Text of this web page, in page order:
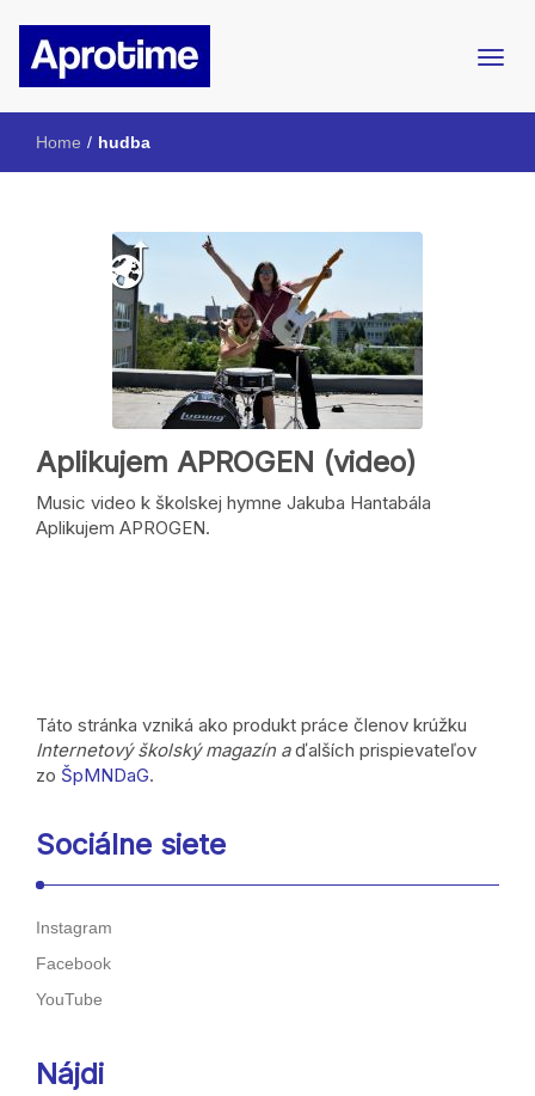
Aprotime
Internetový magazín ŠpMNDaG
Home / hudba
Aplikujem APROGEN (video)
Music video k školskej hymne Jakuba Hantabála
Aplikujem APROGEN.
Táto stránka vzniká ako produkt práce členov krúžku
Internetový školský magazín aďalších prispievateľov
zo ŠpMNDaG.
Sociálne siete
Instagram
Facebook
YouTube
Nájdi